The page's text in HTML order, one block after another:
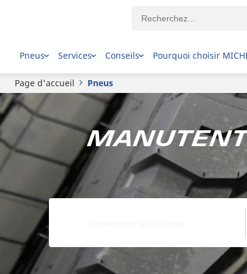
Pneus Services Conseils Pourquoi choisir
Page d'accueil Pneus